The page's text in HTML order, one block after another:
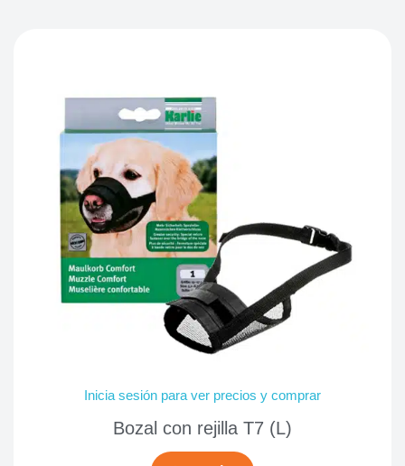
Inicia sesión para ver precios y comprar
Bozal con rejilla T7 (L)